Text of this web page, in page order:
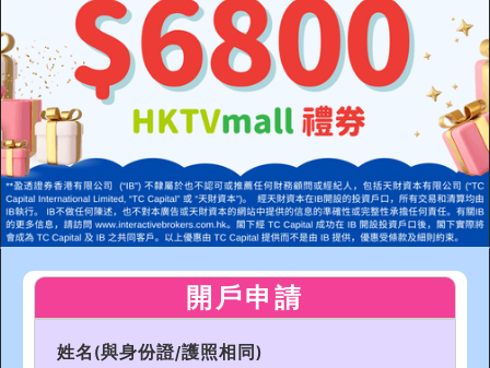
開戶申請
姓名(與身份證/護照相同)